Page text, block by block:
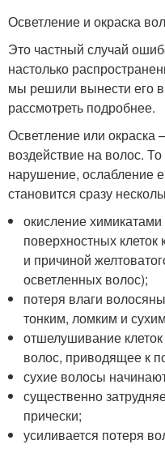
Осветление и окраска
Это частный случай
настолько
мы решили вынести его в
рассмотреть подробнее.
Осветление или окраска
воздействие на волос.
нарушение, ослабление
становится сразу
окисление
поверхностных клеток
и причиной
осветленных волос);
потеря влаги
тонким, ломким и
отшелушивание
волос, приводящее к
сухие волосы
существенно
прически;
усиливается потеря